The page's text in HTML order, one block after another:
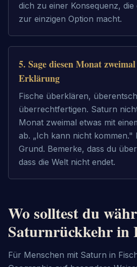
dich zu einer Konsequenz, die
zur einzigen Option macht.
5. Sage diesen Monat
Erklärung
Fische überklären,
überrechtfertigen. Saturn
Monat zweimal etwas mit
ab. „Ich kann nicht kommen."
Grund. Bemerke, dass du
dass die Welt nicht endet.
Wo solltest du
Saturnrückkehr in
Für Menschen mit Saturn in